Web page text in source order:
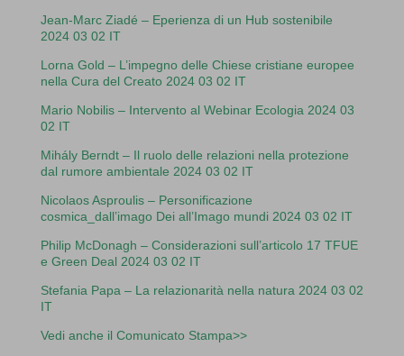
Jean-Marc Ziadé – Eperienza di un Hub sostenibile
2024 03 02 IT
Lorna Gold – L’impegno delle Chiese cristiane europee
nella Cura del Creato 2024 03 02 IT
Mario Nobilis – Intervento al Webinar Ecologia 2024 03
02 IT
Mihály Berndt – Il ruolo delle relazioni nella protezione
dal rumore ambientale 2024 03 02 IT
Nicolaos Asproulis – Personificazione
cosmica_dall’imago Dei all’Imago mundi 2024 03 02 IT
Philip McDonagh – Considerazioni sull’articolo 17 TFUE
e Green Deal 2024 03 02 IT
Stefania Papa – La relazionarità nella natura 2024 03 02
IT
Vedi anche il Comunicato Stampa>>